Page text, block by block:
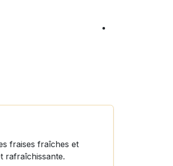
fraises fraîches et
rafraîchissante.